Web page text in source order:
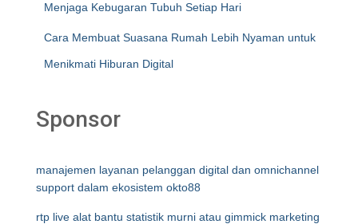
Menjaga Kebugaran Tubuh Setiap Hari
Cara Membuat Suasana Rumah Lebih Nyaman untuk
Menikmati Hiburan Digital
Sponsor
manajemen layanan pelanggan digital dan omnichannel
support dalam ekosistem okto88
rtp live alat bantu statistik murni atau gimmick marketing